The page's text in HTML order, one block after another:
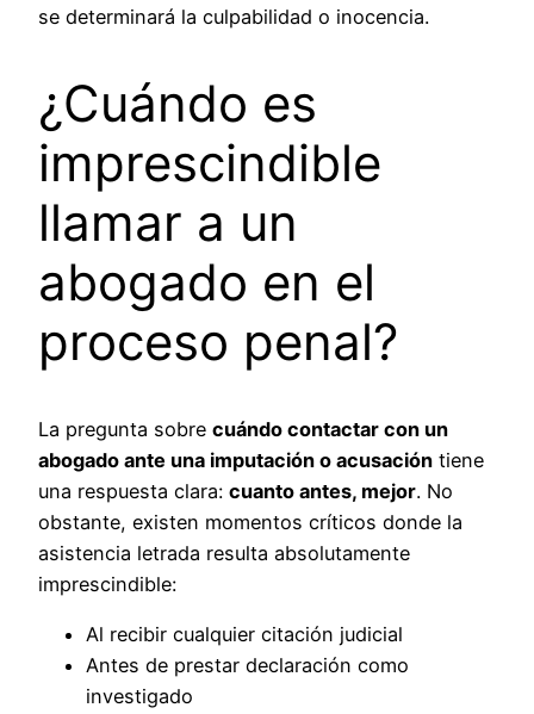
se determinará la culpabilidad o inocencia.
¿Cuándo es
imprescindible
llamar a un
abogado en el
proceso penal?
La pregunta sobre cuándo contactar con un
abogado ante una imputación o acusación tiene
una respuesta clara: cuanto antes, mejor. No
obstante, existen momentos críticos donde la
asistencia letrada resulta absolutamente
imprescindible:
Al recibir cualquier citación judicial
Antes de prestar declaración como
investigado